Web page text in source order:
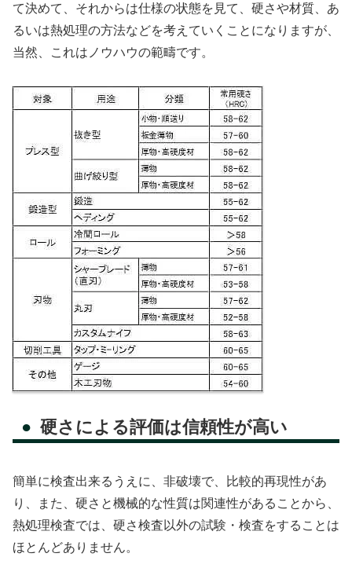
て決めて、それからは仕様の状態を見て、硬さや材質、あ
るいは熱処理の方法などを考えていくことになりますが、
当然、これはノウハウの範疇です。
硬さによる評価は信頼性が高い
簡単に検査出来るうえに、非破壊で、比較的再現性があ
り、また、硬さと機械的な性質は関連性があることから、
熱処理検査では、硬さ検査以外の試験・検査をすることは
ほとんどありません。